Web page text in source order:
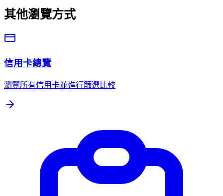
其他瀏覽方式
信用卡總覽
瀏覽所有信用卡並進行篩選比較